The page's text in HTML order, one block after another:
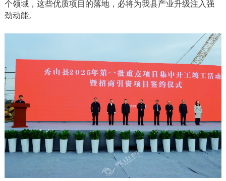
个领域，这些优质项目的落地，必将为我县产业升级注入强
劲动能。